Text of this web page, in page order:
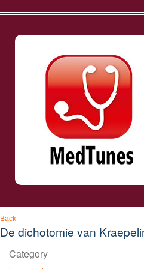
Back
De dichotomie van
Category